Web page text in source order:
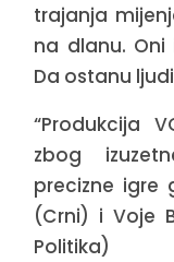
trajanja
na dlanu.
Da ostanu
“Produkcija
zbog
precizne igre
(Crni) i Voje
Politika)